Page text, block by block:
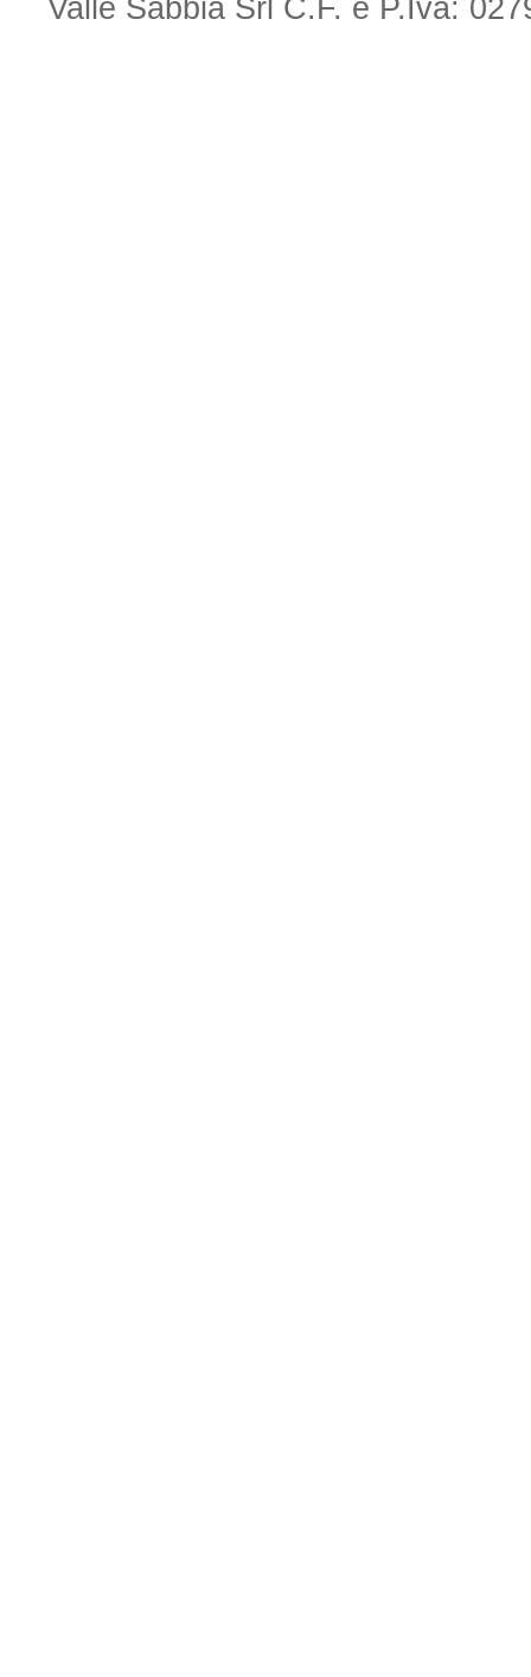
Valle Sabbia Srl C.F. e P.Iva: